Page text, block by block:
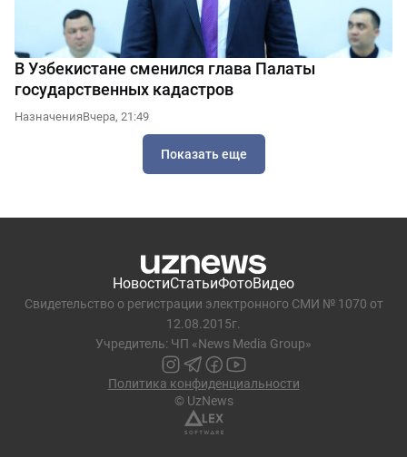
В Узбекистане сменился глава Палаты
государственных кадастров
НазначенияВчера, 21:49
Показать еще
НовостиСтатьиФотоВидео
Свидетельство о регистрации электронного СМИ № 1070 от
12.08.2015г.
Учредитель: ЧП «News Media Group»
Политика конфиденциальности
© UzNews